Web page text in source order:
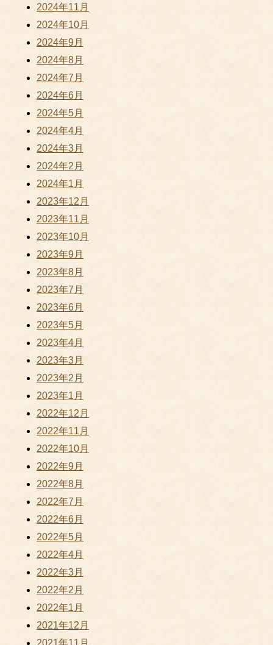
2024年11月
2024年10月
2024年9月
2024年8月
2024年7月
2024年6月
2024年5月
2024年4月
2024年3月
2024年2月
2024年1月
2023年12月
2023年11月
2023年10月
2023年9月
2023年8月
2023年7月
2023年6月
2023年5月
2023年4月
2023年3月
2023年2月
2023年1月
2022年12月
2022年11月
2022年10月
2022年9月
2022年8月
2022年7月
2022年6月
2022年5月
2022年4月
2022年3月
2022年2月
2022年1月
2021年12月
2021年11月